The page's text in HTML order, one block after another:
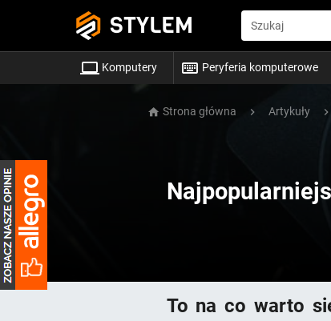
STYLEM Szukaj
Komputery Peryferia komputerowe
Strona główna Artykuły
To na co warto